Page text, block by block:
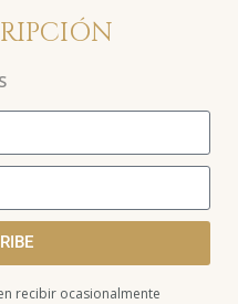
recibir ocasionalmente